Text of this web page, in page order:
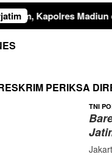
dan Kajari
PERIKSA
TNI